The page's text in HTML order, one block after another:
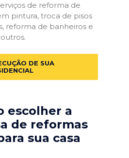
de reforma de
pintura, troca de pisos
reforma de banheiros e
DE SUA
escolher a
de reformas
sua casa